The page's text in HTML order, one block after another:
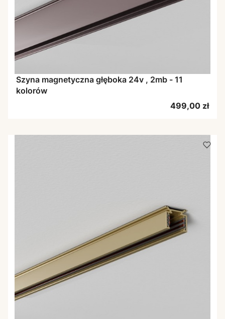
Szyna magnetyczna głęboka 24v , 2mb - 11
kolorów
Cena
499,00 zł